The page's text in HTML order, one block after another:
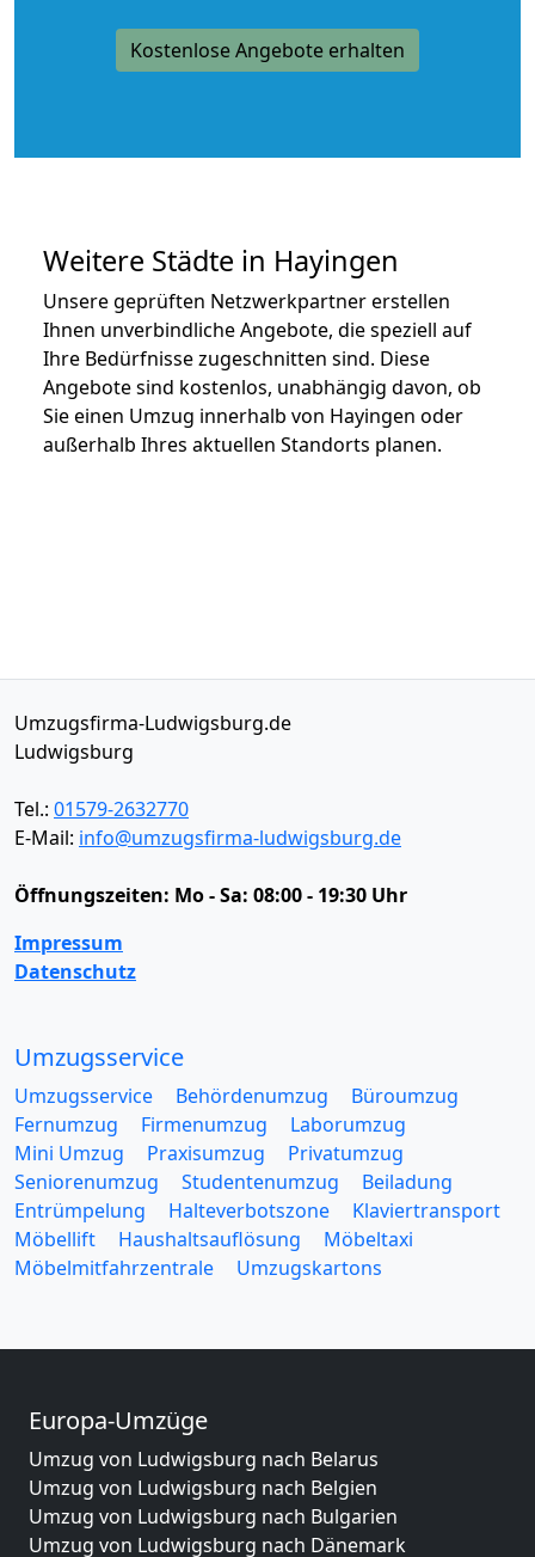
Kostenlose Angebote erhalten
Weitere Städte in Hayingen
Unsere geprüften Netzwerkpartner erstellen
Ihnen unverbindliche Angebote, die speziell auf
Ihre Bedürfnisse zugeschnitten sind. Diese
Angebote sind kostenlos, unabhängig davon, ob
Sie einen Umzug innerhalb von Hayingen oder
außerhalb Ihres aktuellen Standorts planen.
Umzugsfirma-Ludwigsburg.de
Ludwigsburg
Tel.: 01579-2632770
E-Mail: info@umzugsfirma-ludwigsburg.de
Öffnungszeiten: Mo - Sa: 08:00 - 19:30 Uhr
Impressum
Datenschutz
Umzugsservice
Umzugsservice Behördenumzug
Büroumzug
Fernumzug
Firmenumzug
Laborumzug
Mini Umzug
Praxisumzug
Privatumzug
Seniorenumzug
Studentenumzug
Beiladung
Entrümpelung
Halteverbotszone
Klaviertransport
Möbellift
Haushaltsauflösung
Möbeltaxi
Möbelmitfahrzentrale
Umzugskartons
Europa-Umzüge
Umzug von Ludwigsburg nach Belarus
Umzug von Ludwigsburg nach Belgien
Umzug von Ludwigsburg nach Bulgarien
Umzug von Ludwigsburg nach Dänemark